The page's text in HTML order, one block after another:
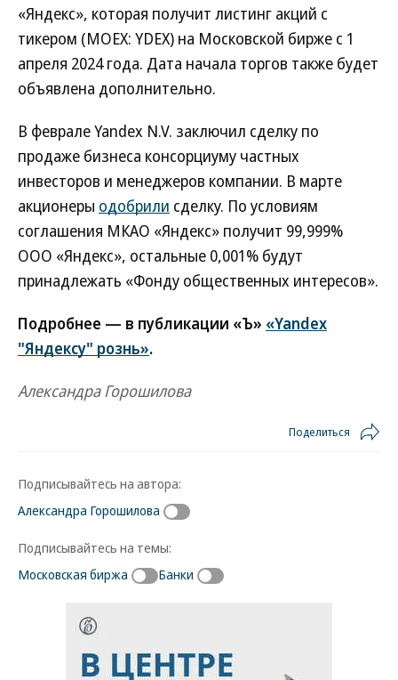
«Яндекс», которая получит листинг акций с
тикером (MOEX: YDEX) на Московской бирже с 1
апреля 2024 года. Дата начала торгов также будет
объявлена дополнительно.
В феврале Yandex N.V. заключил сделку по
продаже бизнеса консорциуму частных
инвесторов и менеджеров компании. В марте
акционеры одобрили сделку. По условиям
соглашения МКАО «Яндекс» получит 99,999%
ООО «Яндекс», остальные 0,001% будут
принадлежать «Фонду общественных интересов».
Подробнее — в публикации «Ъ» «Yandex
"Яндексу" рознь».
Александра Горошилова
Поделиться
Подписывайтесь на автора:
Александра Горошилова
Подписывайтесь на темы:
Московская биржа
Банки